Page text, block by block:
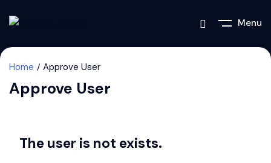
Menu
Home Approve User
Approve User
The user is not exists.